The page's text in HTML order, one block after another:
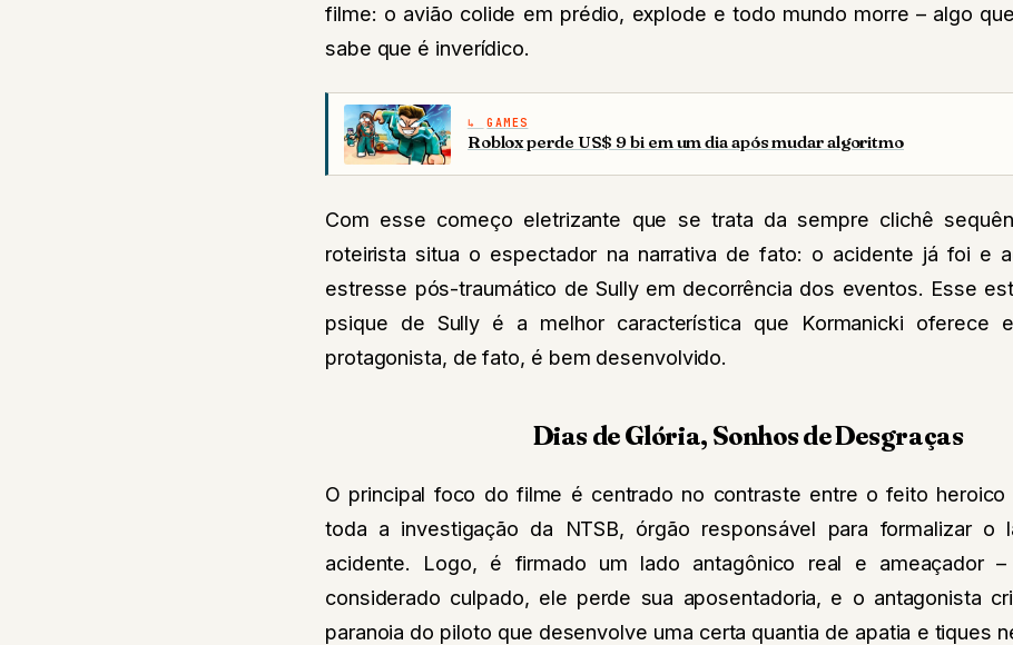
filme: o avião colide em prédio, explode e todo mundo morre – algo
sabe que é inverídico.
GAMES
Roblox perde US$ 9 bi em um dia após mudar algoritmo
Com esse começo eletrizante que se trata da sempre clichê
roteirista situa o espectador na narrativa de fato: o acidente já foi e
estresse pós-traumático de Sully em decorrência dos eventos. Esse
psique de Sully é a melhor característica que Kormanicki oferece
protagonista, de fato, é bem desenvolvido.
Dias de Glória, Sonhos de Desgraças
O principal foco do filme é centrado no contraste entre o feito heroico
toda a investigação da NTSB, órgão responsável para formalizar o
acidente. Logo, é firmado um lado antagônico real e ameaçador
considerado culpado, ele perde sua aposentadoria, e o antagonista
paranoia do piloto que desenvolve uma certa quantia de apatia e tiques